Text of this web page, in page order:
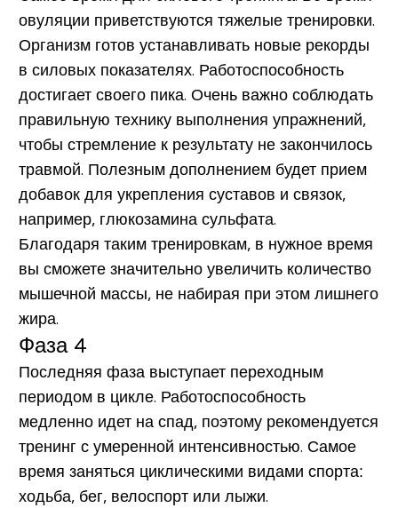
овуляции приветствуются тяжелые тренировки.
Организм готов устанавливать новые рекорды
в силовых показателях. Работоспособность
достигает своего пика. Очень важно соблюдать
правильную технику выполнения упражнений,
чтобы стремление к результату не закончилось
травмой. Полезным дополнением будет прием
добавок для укрепления суставов и связок,
например, глюкозамина сульфата.
Благодаря таким тренировкам, в нужное время
вы сможете значительно увеличить количество
мышечной массы, не набирая при этом лишнего
жира.
Фаза 4
Последняя фаза выступает переходным
периодом в цикле. Работоспособность
медленно идет на спад, поэтому рекомендуется
тренинг с умеренной интенсивностью. Самое
время заняться циклическими видами спорта:
ходьба, бег, велоспорт или лыжи.